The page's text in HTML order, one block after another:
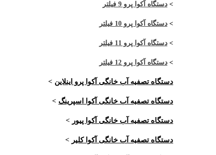
> دستگاه آکوا پرو 9 فیلتر
> دستگاه آکوا پرو 10 فیلتر
> دستگاه آکوا پرو 11 فیلتر
> دستگاه آکوا پرو 12 فیلتر
دستگاه تصفیه آب خانگی آکوا پرو اینلاین >
دستگاه تصفیه آب خانگی آکوا اسپرینگ >
دستگاه تصفیه آب خانگی آکوا پیور >
دستگاه تصفیه آب خانگی آکوا کلیر >